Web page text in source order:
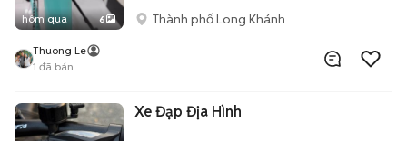
hôm qua 6 Thành phố Long Khánh
Thuong Le
1 đã bán
Xe Đạp Địa Hình